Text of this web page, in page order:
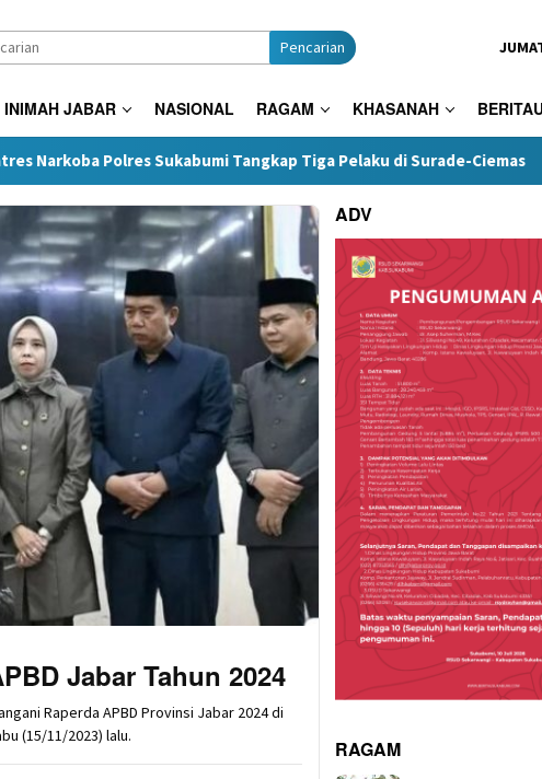
Pencarian
INIMAH JABAR NASIONAL RAGAM KHASANAH
Sukabumi Tangkap Tiga Pelaku di Surade-Ciemas
Jabar Tahun 2024
Raperda APBD Provinsi Jabar 2024 di
(15/11/2023) lalu.
ADV
RAGAM